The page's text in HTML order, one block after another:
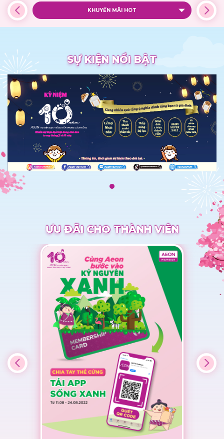
KHUYẾN MÃI HOT
SỰ KIỆN NỔI BẬT
ƯU ĐÃI CHO THÀNH VIÊN